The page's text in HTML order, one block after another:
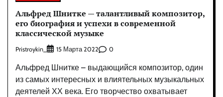
Альфред Шнитке — талантливый композитор,
его биография и успехи в современной
классической музыке
Pristroykin_ 15 Марта 2022 0
Альфред Шнитке – выдающийся композитор, один
из самых интересных и влиятельных музыкальных
деятелей ХХ века. Его творчество охватывает